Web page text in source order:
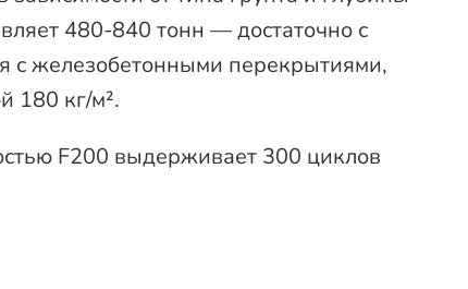
480-840 тонн — достаточно с
с железобетонными перекрытиями,
180 кг/м².
F200 выдерживает 300 циклов